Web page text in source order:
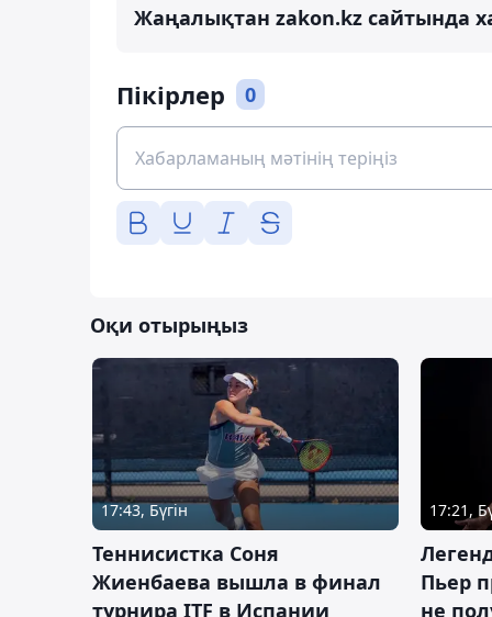
Жаңалықтан zakon.kz сайтында
Пікірлер 0
Оқи отырыңыз
17:43, Бүгін
Теннисистка Соня
Жиенбаева вышла в финал
турнира ITF в Испании
17:21,
Пьер
не